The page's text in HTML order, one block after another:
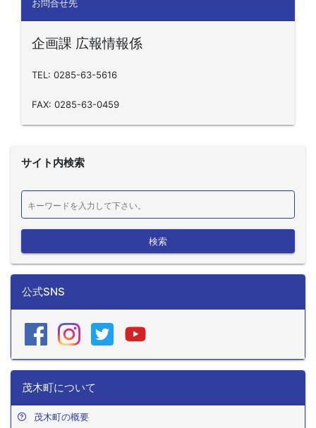
お問合せ先
企画課 広報情報係
TEL: 0285-63-5616
FAX: 0285-63-0459
サイト内検索
検索
公式SNS
茂木町について
茂木町の概要